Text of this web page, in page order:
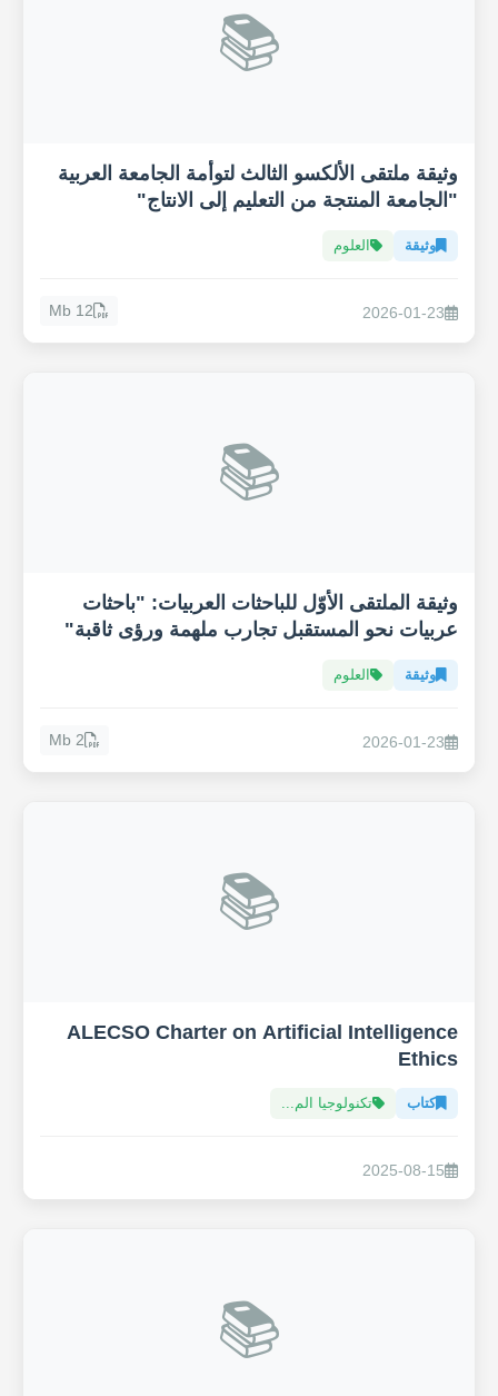
📚
وثيقة ملتقى الألكسو الثالث لتوأمة الجامعة العربية
"الجامعة المنتجة من التعليم إلى الانتاج"
وثيقة العلوم
2026-01-23
12 Mb
📚
وثيقة الملتقى الأوّل للباحثات العربيات: "باحثات
عربيات نحو المستقبل تجارب ملهمة ورؤى ثاقبة"
وثيقة العلوم
2026-01-23
2 Mb
📚
ALECSO Charter on Artificial Intelligence
Ethics
كتاب تكنولوجيا الم...
2025-08-15
📚